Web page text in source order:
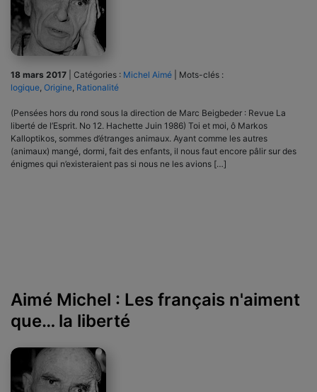
18 mars 2017 Catégories : Michel Aimé
Mots-clés :
logique, Origine, Rationalité
(Pensées hors du rond sous la direction de Marc Beigbeder : Revue La
liberté de l’Esprit. No 12. Hachette Juin 1986) Toi et moi, ô Markos
Kalloptikos, sommes d’étranges animaux. Ayant comme les autres
(animaux) mangé, dormi, fait des enfants, il nous faut encore pâlir sur des
énigmes qui n’existeraient pas si nous ne les avions […]
Aimé Michel : Les français n'aiment
que… la liberté